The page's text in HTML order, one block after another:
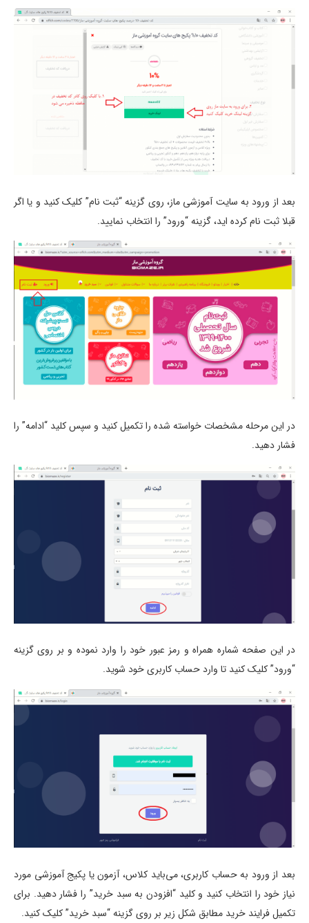
بعد از ورود به سایت آموزشی ماز، روی گزینه “ثبت نام” کلیک کنید و یا اگر
قبلا ثبت نام کرده اید، گزینه “ورود” را انتخاب نمایید.
در این مرحله مشخصات خواسته شده را تکمیل کنید و سپس کلید “ادامه” را
فشار دهید.
در این صفحه شماره همراه و رمز عبور خود را وارد نموده و بر روی گزینه
“ورود” کلیک کنید تا وارد حساب کاربری خود شوید.
بعد از ورود به حساب کاربری، می‌باید کلاس، آزمون یا پکیج آموزشی مورد
نیاز خود را انتخاب کنید و کلید “افزودن به سبد خرید” را فشار دهید. برای
تکمیل فرایند خرید مطابق شکل زیر بر روی گزینه “سبد خرید” کلیک کنید.